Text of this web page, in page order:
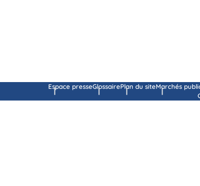
Espace presseGlossairePlan du siteMarchés